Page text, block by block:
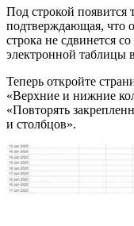
Под строкой появится
подтверждающая, что
строка не сдвинется
электронной таблицы
Теперь откройте
«Верхние и нижние
«Повторять
и столбцов».